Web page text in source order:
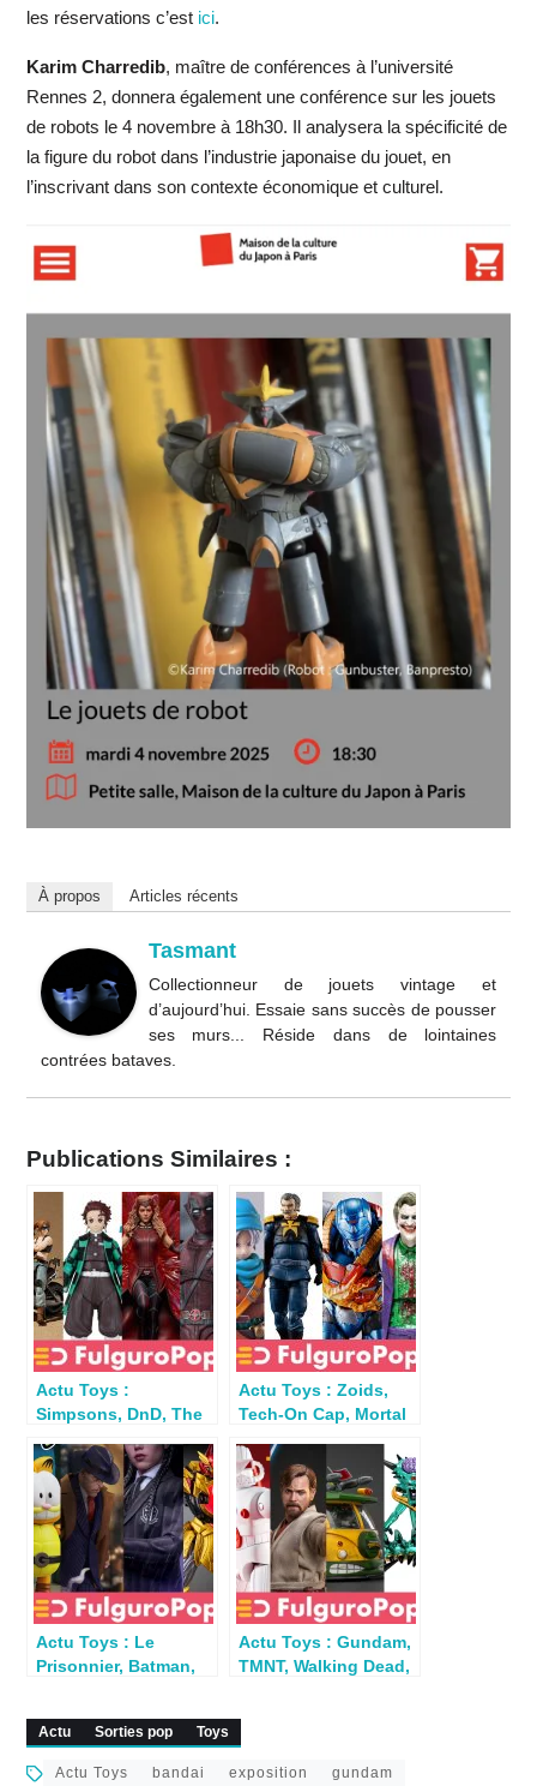
les réservations c’est ici.
Karim Charredib, maître de conférences à l’université
Rennes 2, donnera également une conférence sur les jouets
de robots le 4 novembre à 18h30. Il analysera la spécificité de
la figure du robot dans l’industrie japonaise du jouet, en
l’inscrivant dans son contexte économique et culturel.
À propos Articles récents
Tasmant
Collectionneur de jouets vintage et
d’aujourd’hui. Essaie sans succès de pousser
ses murs... Réside dans de lointaines
contrées bataves.
Publications Similaires :
Actu Toys :
Simpsons, DnD, The
Deadpool…
Actu Toys : Zoids,
Tech-On Cap, Mortal
RoboCop
Actu Toys : Le
Prisonnier, Batman,
Gangsters Inc. …
Actu Toys : Gundam,
TMNT, Walking Dead,
Micronauts…
Actu Sorties pop Toys
Actu Toys bandai exposition gundam